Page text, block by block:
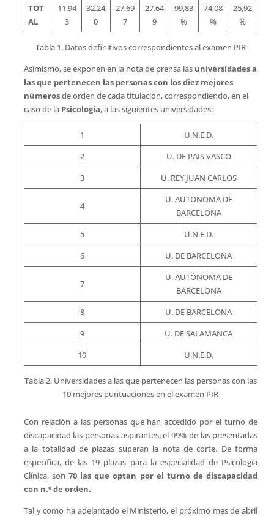
TOT
AL
11.94
3
32.24
0
27.69
7
27.64
9
99,83
%
74,08
%
25,92
%
Tabla 1. Datos definitivos correspondientes al examen PIR
Asimismo, se exponen en la nota de prensa lasuniversidades a
las que pertenecen las personas con los diez mejores
númerosde orden de cada titulación, correspondiendo, en el
caso de la Psicología, a las siguientes universidades:
1
U.N.E.D.
2
U. DE PAIS VASCO
3
U. REY JUAN CARLOS
4
U. AUTONOMA DE
BARCELONA
5
U.N.E.D.
6
U. DE BARCELONA
7
U. AUTÓNOMA DE
BARCELONA
8
U. DE BARCELONA
9
U. DE SALAMANCA
10
U.N.E.D.
Tabla 2. Universidades a las que pertenecen las personas con las
10 mejores puntuaciones en el examen PIR
Con relación a las personas que han accedido por el turno de
discapacidad las personas aspirantes, el 99% de las presentadas
a la totalidad de plazas superan la nota de corte. De forma
específica, de las 19 plazas para la especialidad de Psicología
Clínica, son 70 las que optan por el turno de discapacidad
con n.º de orden.
Tal y como ha adelantado el Ministerio, el próximo mes de abril